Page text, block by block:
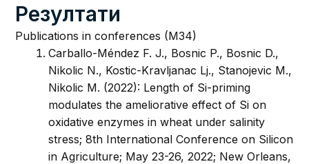
Резултати
Publications in conferences (M34)
Carballo-Méndez F. J., Bosnic P., Bosnic D.,
Nikolic N., Kostic-Kravljanac Lj., Stanojevic M.,
Nikolic M. (2022): Length of Si-priming
modulates the ameliorative effect of Si on
oxidative enzymes in wheat under salinity
stress; 8th International Conference on Silicon
in Agriculture; May 23-26, 2022; New Orleans,